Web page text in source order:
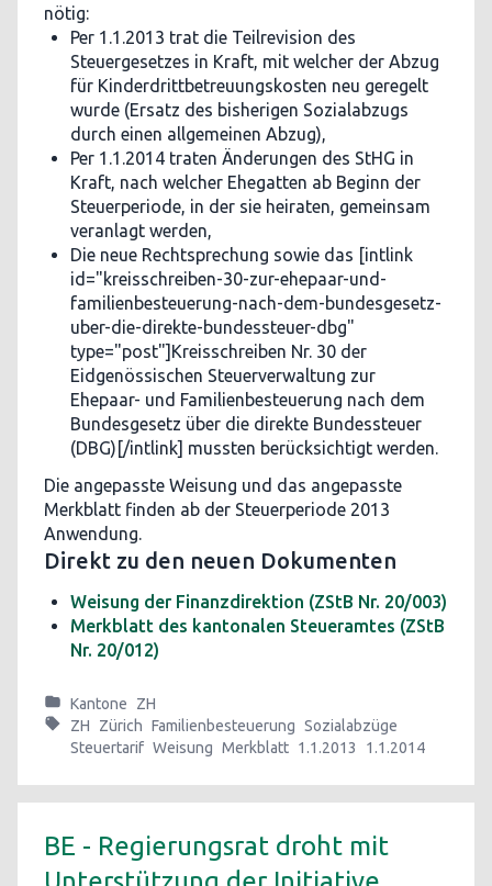
nötig:
Per 1.1.2013 trat die Teilrevision des
Steuergesetzes in Kraft, mit welcher der Abzug
für Kinderdrittbetreuungskosten neu geregelt
wurde (Ersatz des bisherigen Sozialabzugs
durch einen allgemeinen Abzug),
Per 1.1.2014 traten Änderungen des StHG in
Kraft, nach welcher Ehegatten ab Beginn der
Steuerperiode, in der sie heiraten, gemeinsam
veranlagt werden,
Die neue Rechtsprechung sowie das [intlink
id="kreisschreiben-30-zur-ehepaar-und-
familienbesteuerung-nach-dem-bundesgesetz-
uber-die-direkte-bundessteuer-dbg"
type="post"]Kreisschreiben Nr. 30 der
Eidgenössischen Steuerverwaltung zur
Ehepaar- und Familienbesteuerung nach dem
Bundesgesetz über die direkte Bundessteuer
(DBG)[/intlink] mussten berücksichtigt werden.
Die angepasste Weisung und das angepasste
Merkblatt finden ab der Steuerperiode 2013
Anwendung.
Direkt zu den neuen Dokumenten
Weisung der Finanzdirektion (ZStB Nr. 20/003)
Merkblatt des kantonalen Steueramtes (ZStB
Nr. 20/012)
Kantone
ZH
ZH
Zürich Familienbesteuerung Sozialabzüge
Steuertarif Weisung Merkblatt 1.1.2013 1.1.2014
BE - Regierungsrat droht mit